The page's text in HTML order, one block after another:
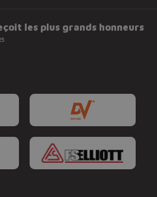
les plus grands honneurs